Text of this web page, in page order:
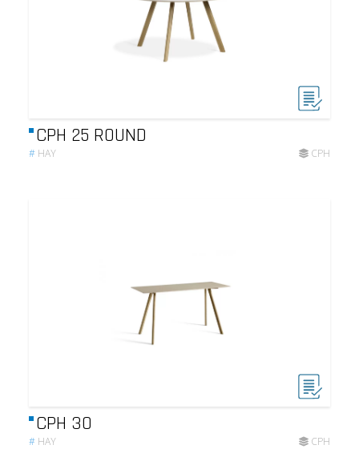
CPH 25 ROUND
# HAY CPH
CPH 30
# HAY CPH